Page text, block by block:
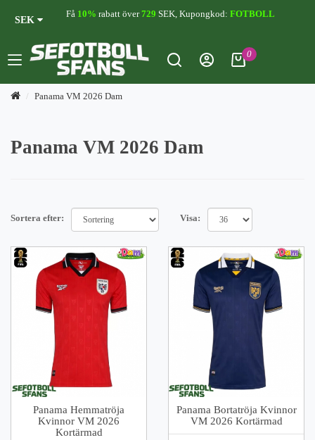
SEK
Få 10% rabatt över729 SEK, Kupongkod: FOTBOLL
0
Panama VM 2026 Dam
Panama VM 2026 Dam
Sortera efter: Visa:
Panama Hemmatröja
Kvinnor VM 2026
Kortärmad
Panama Bortatröja Kvinnor
VM 2026 Kortärmad